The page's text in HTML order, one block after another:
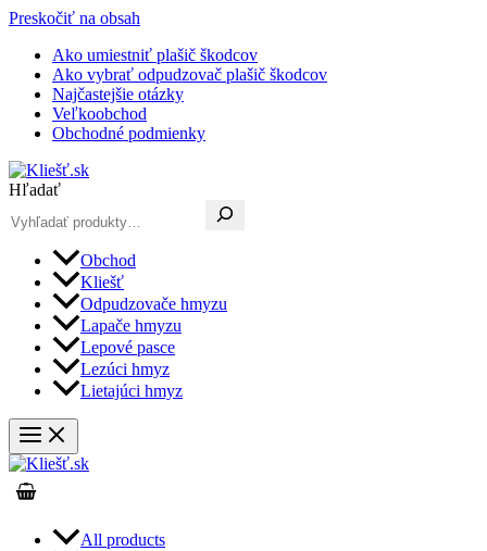
Preskočiť na obsah
Ako umiestniť plašič škodcov
Ako vybrať odpudzovač plašič škodcov
Najčastejšie otázky
Veľkoobchod
Obchodné podmienky
Hľadať
Obchod
Kliešť
Odpudzovače hmyzu
Lapače hmyzu
Lepové pasce
Lezúci hmyz
Lietajúci hmyz
All products